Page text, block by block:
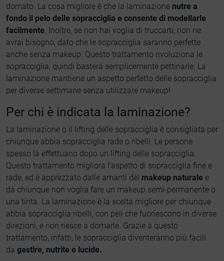
domato. La cosa migliore è che la laminazione nutre a
fondo il pelo delle sopracciglia e consente di modellarle
facilmente. Inoltre, se non hai voglia di truccarti, non ne
avrai bisogno, dato che le sopracciglia saranno perfette
anche senza makeup. Questo trattamento rivoluziona le
sopracciglia, quindi basterà semplicemente pettinarle. La
laminazione mantiene un aspetto perfetto delle sopracciglia
per diverse settimane senza utilizzare makeup!
Per chi è indicata la laminazione?
La laminazione o il lifting delle sopracciglia è consigliata per
chiunque abbia sopracciglia rade o ribelli. Le persone
spesso la effettuano dopo un lifting delle sopracciglia.
Questo trattamento migliora l'aspetto di sopracciglia fine e
rade, ed è apprezzato dalle amanti del makeup naturale e
da chiunque non voglia fare un makeup semi-permanente o
una tinta. La laminazione è la scelta migliore per chiunque
abbia sopracciglia ribelli, con peli che fuoriescono in diverse
direzioni, e non riesce a domarle. Grazie a questo
trattamento, infatti, le sopracciglia diventeranno più facili
da gestire, nutrite e lucide.